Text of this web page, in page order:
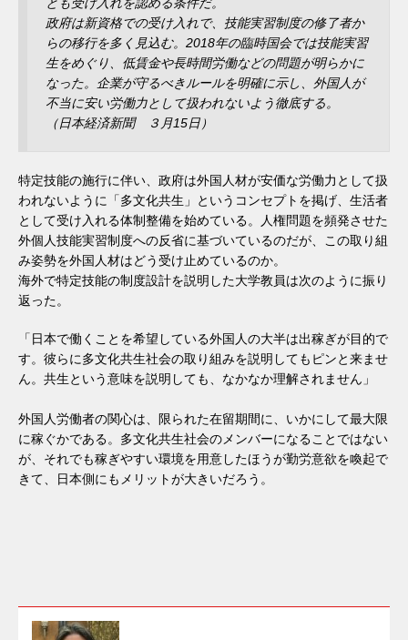
政府は新資格での受け入れで、技能実習制度の修了者か
らの移行を多く見込む。2018年の臨時国会では技能実習
生をめぐり、低賃金や長時間労働などの問題が明らかに
なった。企業が守るべきルールを明確に示し、外国人が
不当に安い労働力として扱われないよう徹底する。
（日本経済新聞 ３月15日）
特定技能の施行に伴い、政府は外国人材が安価な労働力として扱
われないように「多文化共生」というコンセプトを掲げ、生活者
として受け入れる体制整備を始めている。人権問題を頻発させた
外個人技能実習制度への反省に基づいているのだが、この取り組
み姿勢を外国人材はどう受け止めているのか。
海外で特定技能の制度設計を説明した大学教員は次のように振り
返った。
「日本で働くことを希望している外国人の大半は出稼ぎが目的で
す。彼らに多文化共生社会の取り組みを説明してもピンと来ませ
ん。共生という意味を説明しても、なかなか理解されません」
外国人労働者の関心は、限られた在留期間に、いかにして最大限
に稼ぐかである。多文化共生社会のメンバーになることではない
が、それでも稼ぎやすい環境を用意したほうが勤労意欲を喚起で
きて、日本側にもメリットが大きいだろう。